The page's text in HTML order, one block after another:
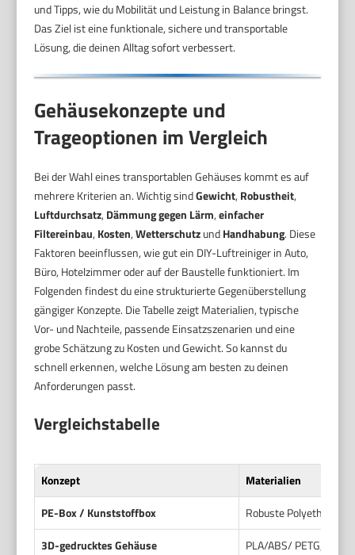
und Tipps, wie du Mobilität und Leistung in Balance bringst.
Das Ziel ist eine funktionale, sichere und transportable
Lösung, die deinen Alltag sofort verbessert.
Gehäusekonzepte und
Trageoptionen im Vergleich
Bei der Wahl eines transportablen Gehäuses kommt es auf
mehrere Kriterien an. Wichtig sindGewicht, Robustheit,
Luftdurchsatz, Dämmung gegen Lärm,einfacher
Filtereinbau, Kosten,WetterschutzundHandhabung. Diese
Faktoren beeinflussen, wie gut ein DIY-Luftreiniger in Auto,
Büro, Hotelzimmer oder auf der Baustelle funktioniert. Im
Folgenden findest du eine strukturierte Gegenüberstellung
gängiger Konzepte. Die Tabelle zeigt Materialien, typische
Vor- und Nachteile, passende Einsatzszenarien und eine
grobe Schätzung zu Kosten und Gewicht. So kannst du
schnell erkennen, welche Lösung am besten zu deinen
Anforderungen passt.
Vergleichstabelle
Konzept
Materialien
PE-Box / Kunststoffbox
Robuste Polyethylen-
3D-gedrucktes Gehäuse
PLA/ABS/ PETG,